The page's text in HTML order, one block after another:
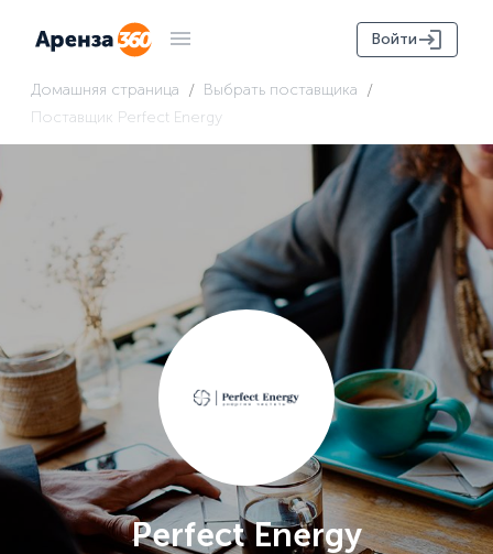
Войти
Домашняя страница / Выбрать поставщика /
Поставщик Perfect Energy
Perfect Energy